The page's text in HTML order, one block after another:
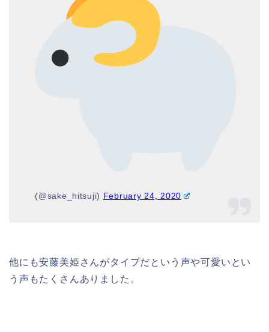
(@sake_hitsuji) February 24, 2020
他にも安藤美姫さんがタイプだという声や可愛いとい
う声もたくさんありました。